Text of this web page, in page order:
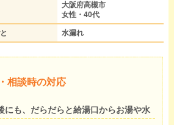
大阪府高槻市
女性・40代
水漏れ
相談時の対応
にも、だらだらと給湯口からお湯や水